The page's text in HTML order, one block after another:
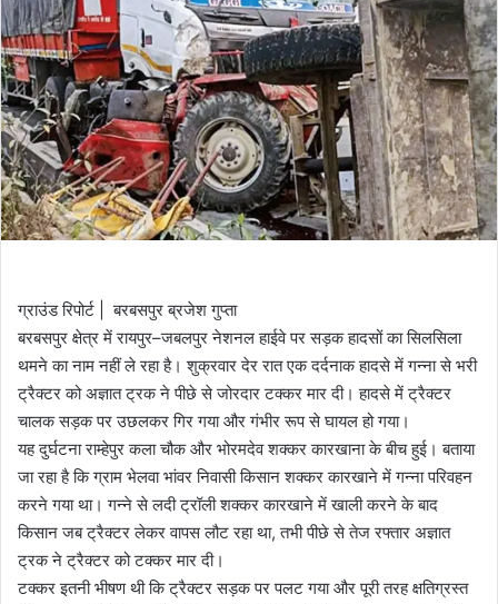
ग्राउंड रिपोर्ट | बरबसपुर ब्रजेश गुप्ता
बरबसपुर क्षेत्र में रायपुर–जबलपुर नेशनल हाईवे पर सड़क हादसों का सिलसिला
थमने का नाम नहीं ले रहा है। शुक्रवार देर रात एक दर्दनाक हादसे में गन्ना से भरी
ट्रैक्टर को अज्ञात ट्रक ने पीछे से जोरदार टक्कर मार दी। हादसे में ट्रैक्टर
चालक सड़क पर उछलकर गिर गया और गंभीर रूप से घायल हो गया।
यह दुर्घटना राम्हेपुर कला चौक और भोरमदेव शक्कर कारखाना के बीच हुई। बताया
जा रहा है कि ग्राम भेलवा भांवर निवासी किसान शक्कर कारखाने में गन्ना परिवहन
करने गया था। गन्ने से लदी ट्रॉली शक्कर कारखाने में खाली करने के बाद
किसान जब ट्रैक्टर लेकर वापस लौट रहा था, तभी पीछे से तेज रफ्तार अज्ञात
ट्रक ने ट्रैक्टर को टक्कर मार दी।
टक्कर इतनी भीषण थी कि ट्रैक्टर सड़क पर पलट गया और पूरी तरह क्षतिग्रस्त